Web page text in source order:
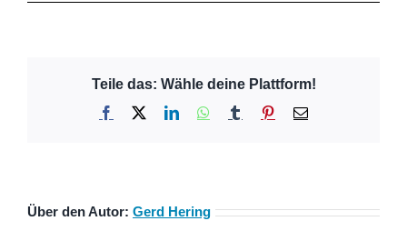
Teile das: Wähle deine Plattform!
Facebook LinkedInWhatsApp
Tumblr Pinterest
E-
Über den Autor: Gerd Hering